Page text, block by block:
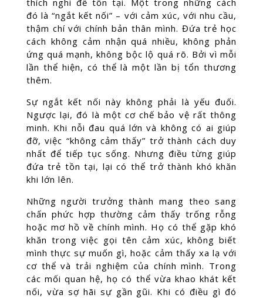
thích nghi để tồn tại. Một trong những cách
đó là “ngắt kết nối” – với cảm xúc, với nhu cầu,
thậm chí với chính bản thân mình. Đứa trẻ học
cách không cảm nhận quá nhiều, không phản
ứng quá mạnh, không bộc lộ quá rõ. Bởi vì mỗi
lần thể hiện, có thể là một lần bị tổn thương
thêm.
Sự ngắt kết nối này không phải là yếu đuối.
Ngược lại, đó là một cơ chế bảo vệ rất thông
minh. Khi nỗi đau quá lớn và không có ai giúp
đỡ, việc “không cảm thấy” trở thành cách duy
nhất để tiếp tục sống. Nhưng điều từng giúp
đứa trẻ tồn tại, lại có thể trở thành khó khăn
khi lớn lên.
Những người trưởng thành mang theo sang
chấn phức hợp thường cảm thấy trống rỗng
hoặc mơ hồ về chính mình. Họ có thể gặp khó
khăn trong việc gọi tên cảm xúc, không biết
mình thực sự muốn gì, hoặc cảm thấy xa lạ với
cơ thể và trải nghiệm của chính mình. Trong
các mối quan hệ, họ có thể vừa khao khát kết
nối, vừa sợ hãi sự gần gũi. Khi có điều gì đó